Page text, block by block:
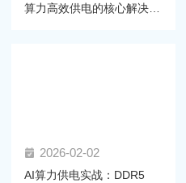
算力高效供电的核心解决方
2026-02-02
AI算力供电实战：DDR5